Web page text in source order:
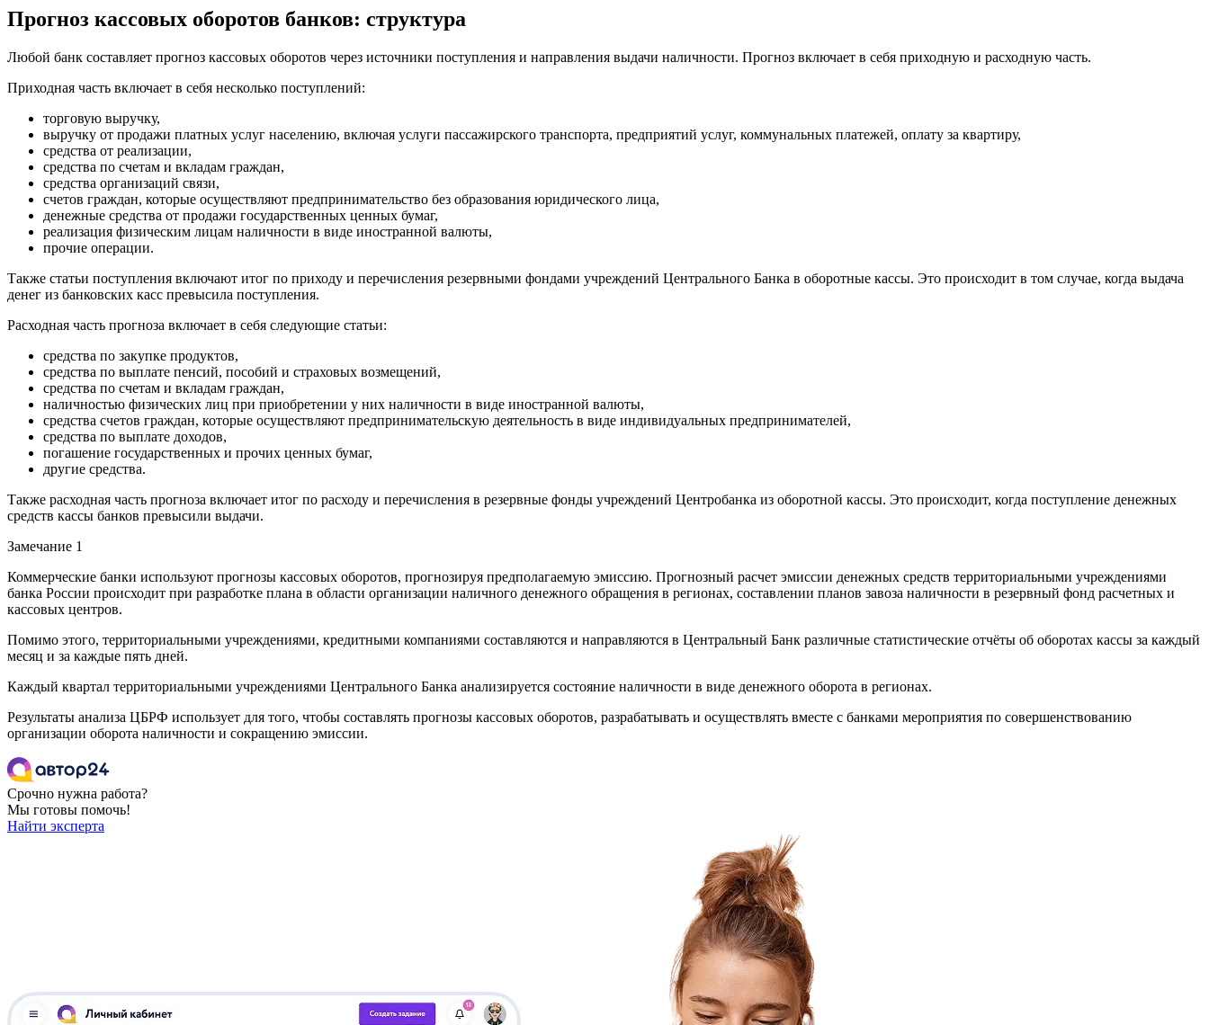
Прогноз кассовых оборотов банков: структура
Любой банк составляет прогноз кассовых оборотов через источники поступления и направления выдачи наличности. Прогноз включает в себя приходную и расходную часть.
Приходная часть включает в себя несколько поступлений:
торговую выручку,
выручку от продажи платных услуг населению, включая услуги пассажирского транспорта, предприятий услуг, коммунальных платежей, оплату за квартиру,
средства от реализации,
средства по счетам и вкладам граждан,
средства организаций связи,
счетов граждан, которые осуществляют предпринимательство без образования юридического лица,
денежные средства от продажи государственных ценных бумаг,
реализация физическим лицам наличности в виде иностранной валюты,
прочие операции.
Также статьи поступления включают итог по приходу и перечисления резервными фондами учреждений Центрального Банка в оборотные кассы. Это происходит в том случае, когда выдача
денег из банковских касс превысила поступления.
Расходная часть прогноза включает в себя следующие статьи:
средства по закупке продуктов,
средства по выплате пенсий, пособий и страховых возмещений,
средства по счетам и вкладам граждан,
наличностью физических лиц при приобретении у них наличности в виде иностранной валюты,
средства счетов граждан, которые осуществляют предпринимательскую деятельность в виде индивидуальных предпринимателей,
средства по выплате доходов,
погашение государственных и прочих ценных бумаг,
другие средства.
Также расходная часть прогноза включает итог по расходу и перечисления в резервные фонды учреждений Центробанка из оборотной кассы. Это происходит, когда поступление денежных
средств кассы банков превысили выдачи.
Замечание 1
Коммерческие банки используют прогнозы кассовых оборотов, прогнозируя предполагаемую эмиссию. Прогнозный расчет эмиссии денежных средств территориальными учреждениями
банка России происходит при разработке плана в области организации наличного денежного обращения в регионах, составлении планов завоза наличности в резервный фонд расчетных и
кассовых центров.
Помимо этого, территориальными учреждениями, кредитными компаниями составляются и направляются в Центральный Банк различные статистические отчёты об оборотах кассы за каждый
месяц и за каждые пять дней.
Каждый квартал территориальными учреждениями Центрального Банка анализируется состояние наличности в виде денежного оборота в регионах.
Результаты анализа ЦБРФ использует для того, чтобы составлять прогнозы кассовых оборотов, разрабатывать и осуществлять вместе с банками мероприятия по совершенствованию
организации оборота наличности и сокращению эмиссии.
Срочно нужна работа?
Мы готовы помочь!
Найти эксперта